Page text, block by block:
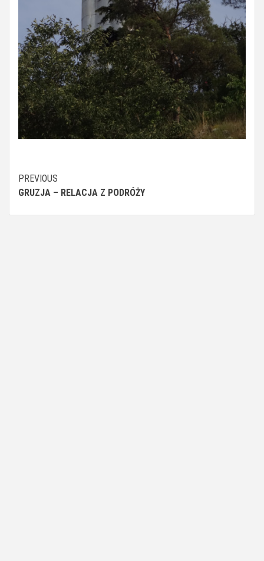
Continue
Reading
PREVIOUS
GRUZJA – RELACJA Z PODRÓŻY